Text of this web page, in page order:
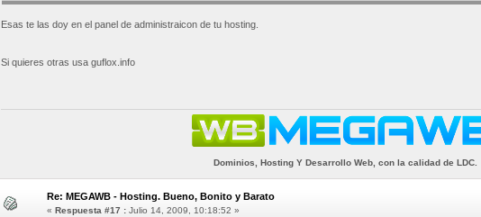
Esas te las doy en el panel de administraicon de tu hosting.
Si quieres otras usa guflox.info
Dominios, Hosting Y Desarrollo Web, con la calidad de LDC.
Re: MEGAWB - Hosting. Bueno, Bonito y Barato
« Respuesta #17 : Julio 14, 2009, 10:18:52 »